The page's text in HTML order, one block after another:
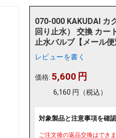
070-000 KAKUDAI カ
回り止水） 交換 カー
止水バルブ【メール便
レビューを書く
価格: 5,600 円
6,160 円 （税込）
対象製品と注意事項を確
ご注文後の返品交換はでき